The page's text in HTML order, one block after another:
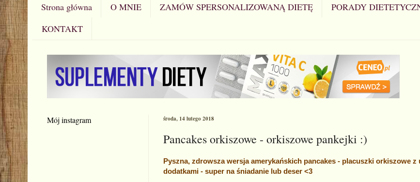
Strona główna O MNIE ZAMÓW SPERSONALIZOWANĄ DIETĘ PORADY
KONTAKT
środa, 14 lutego 2018
Pancakes orkiszowe - orkiszowe pankejki :)
Pyszna, zdrowsza wersja amerykańskich pancakes - placuszki orkiszowe z
dodatkami - super na śniadanie lub deser <3
Mój instagram